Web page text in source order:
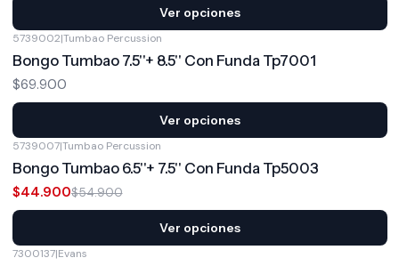
Ver opciones
5739002|Tumbao Percussion
Bongo Tumbao 7.5''+ 8.5'' Con Funda Tp7001
$69.900
Ver opciones
5739007|Tumbao Percussion
Bongo Tumbao 6.5''+ 7.5'' Con Funda Tp5003
$44.900$54.900
Ver opciones
7300137|Evans